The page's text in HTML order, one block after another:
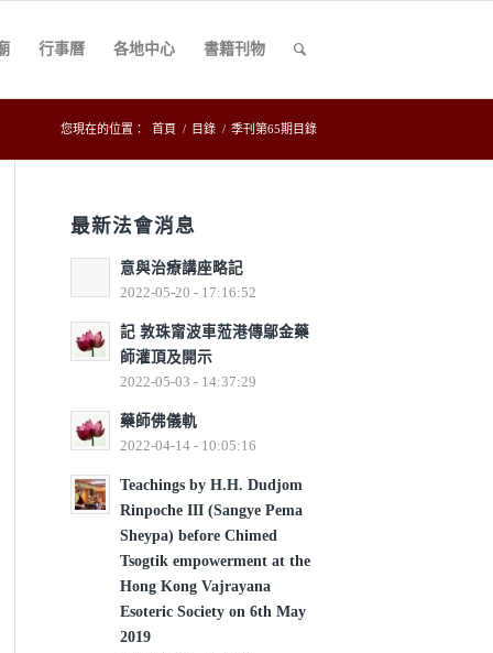
行事曆 各地中心 書籍刊物
您現在的位置： 首頁 / 目錄 / 季刊第65期目錄
最新法會消息
意與治療講座略記
2022-05-20 - 17:16:52
記 敦珠甯波車蒞港傳鄔金藥
師灌頂及開示
2022-05-03 - 14:37:29
藥師佛儀軌
2022-04-14 - 10:05:16
Teachings by H.H. Dudjom
Rinpoche III (Sangye Pema
Sheypa) before Chimed
Tsogtik empowerment at the
Hong Kong Vajrayana
Esoteric Society on 6th May
2019